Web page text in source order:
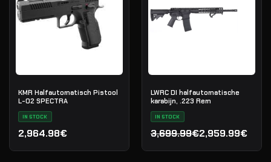
KMR Halfautomatisch Pistool
L-02 SPECTRA
IN STOCK
2,964.98€
LWRC DI halfautomatische
karabijn, .223 Rem
IN STOCK
3,699.99€
Oorspronkelijke prijs
2,959.99€
Huidige prijs is: